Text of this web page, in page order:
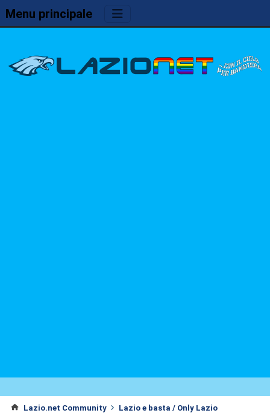
Menu principale
Lazio.net Community
Lazio e basta / Only Lazio